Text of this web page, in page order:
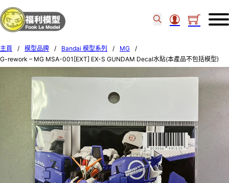
主頁 / 模型品牌 / Bandai 模型系列 / MG
/
G-rework – MG MSA-001[EXT] EX-S GUNDAM Decal水貼(本產品不包括模型)